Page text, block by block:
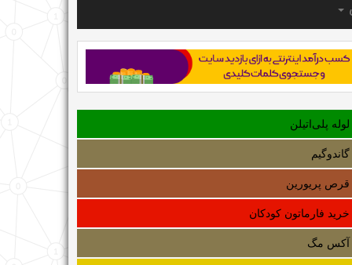
لوله‌ پلی‌اتیلن
گاندوگیم
قرص پریورین
خرید فارماتون کودکان
آکس مگ